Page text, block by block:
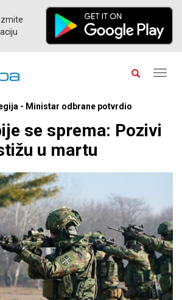
- Ministar odbrane potvrdio
se sprema: Pozivi
u martu